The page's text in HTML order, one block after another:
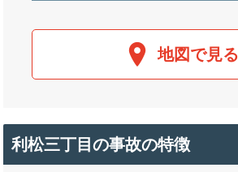
地図で見る
利松三丁目の事故の特徴